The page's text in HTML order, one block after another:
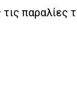
παραλίες